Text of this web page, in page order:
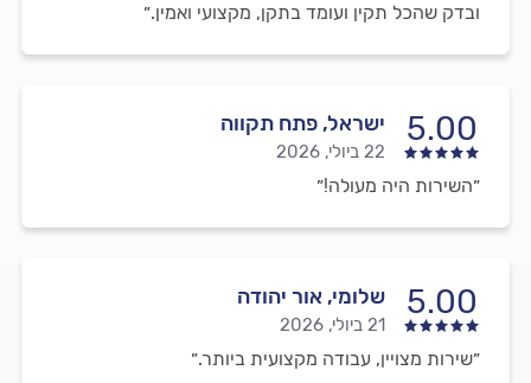
ובדק שהכל תקין ועומד בתקן, מקצועי ואמין.״
5.00 ישראל, פתח תקווה
22 ביולי, 2026
״השירות היה מעולה!״
5.00 שלומי, אור יהודה
21 ביולי, 2026
״שירות מצויין, עבודה מקצועית ביותר.״